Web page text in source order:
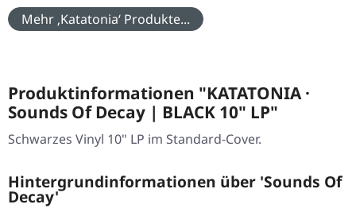
Mehr ‚Katatonia‘ Produkte...
Produktinformationen "KATATONIA ·
Sounds Of Decay | BLACK 10" LP"
Schwarzes Vinyl 10" LP im Standard-Cover.
Hintergrundinformationen über 'Sounds Of
Decay'